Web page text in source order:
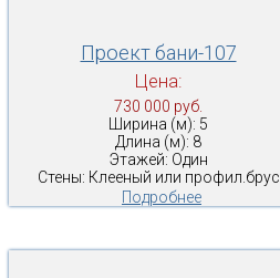
Проект бани-107
Цена:
730 000 руб.
Ширина (м): 5
Длина (м): 8
Этажей: Один
Стены: Клееный или профил.брус
Подробнее